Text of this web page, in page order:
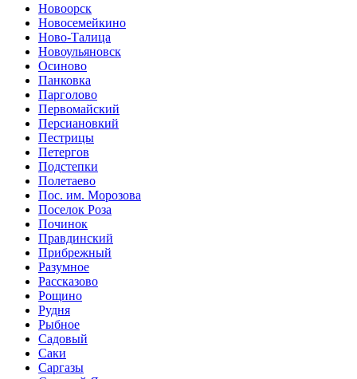
Новоорск
Новосемейкино
Ново-Талица
Новоульяновск
Осиново
Панковка
Парголово
Первомайский
Персиановкий
Пестрицы
Петергов
Подстепки
Полетаево
Пос. им. Морозова
Поселок Роза
Починок
Правдинский
Прибрежный
Разумное
Рассказово
Рощино
Рудня
Рыбное
Садовый
Саки
Саргазы